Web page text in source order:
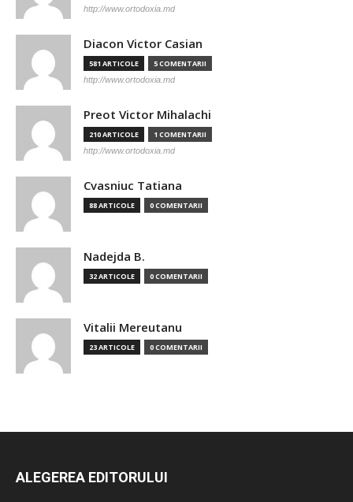
http://www.ortodoxia.md
Diacon Victor Casian
581 ARTICOLE 5 COMENTARII
http://www.ortodoxia.md
Preot Victor Mihalachi
210 ARTICOLE 1 COMENTARII
http://www.ortodoxia.md
Cvasniuc Tatiana
88 ARTICOLE 0 COMENTARII
Nadejda B.
32 ARTICOLE 0 COMENTARII
Vitalii Mereutanu
23 ARTICOLE 0 COMENTARII
ALEGEREA EDITORULUI